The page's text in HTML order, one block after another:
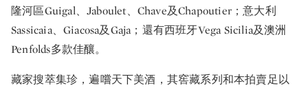
隆河區Guigal、Jaboulet、Chave及Chapoutier；意大利
Sassicaia、Giacosa及Gaja；還有西班牙Vega Sicilia及澳洲
Penfolds多款佳釀。
藏家搜萃集珍，遍嚐天下美酒，其窖藏系列和本拍賣足以